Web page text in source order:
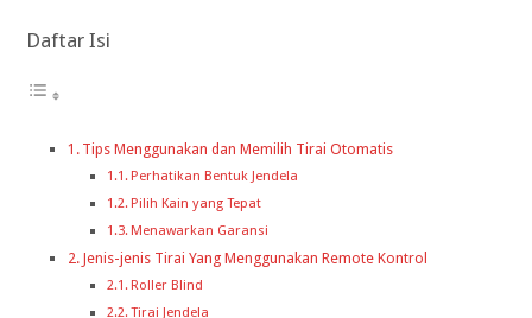
Daftar Isi
Tips Menggunakan dan Memilih Tirai Otomatis
Perhatikan Bentuk Jendela
Pilih Kain yang Tepat
Menawarkan Garansi
Jenis-jenis Tirai Yang Menggunakan Remote Kontrol
Roller Blind
Tirai Jendela